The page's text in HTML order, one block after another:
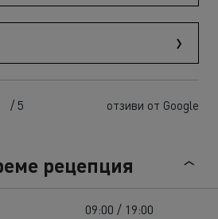
/ 5 отзиви от Google
рецепция
09:00 / 19:00